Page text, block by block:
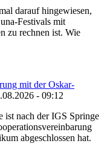
darauf hingewiesen,
Festivals mit
zu rechnen ist. Wie
mit der Oskar-
- 09:12
ist nach der IGS Springe
abgeschlossen hat.